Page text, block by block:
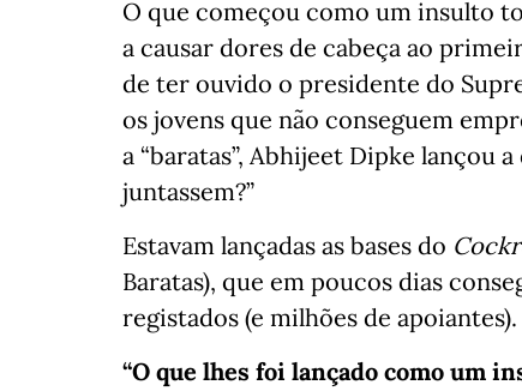
O que começou como um insulto
a causar dores de cabeça ao
de ter ouvido o presidente do
os jovens que não conseguem
a “baratas”, Abhijeet Dipke lançou
juntassem?”
Estavam lançadas as bases do
Baratas), que em poucos dias
registados (e milhões de apoiantes).
“O que lhes foi lançado como um